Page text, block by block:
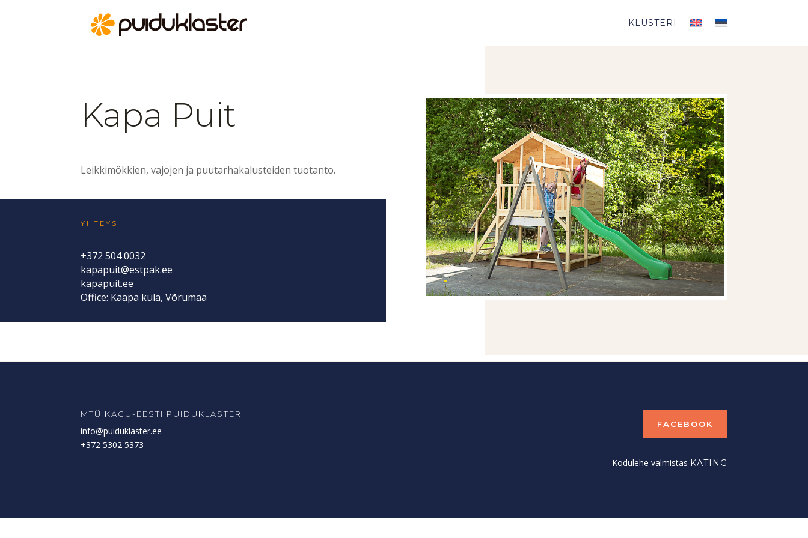
KLUSTERI
Kapa Puit
Leikkimökkien, vajojen ja puutarhakalusteiden tuotanto.
YHTEYS
+372 504 0032
kapapuit@estpak.ee
kapapuit.ee
Office: Kääpa küla, Võrumaa
MTÜ KAGU-EESTI PUIDUKLASTER
info@puiduklaster.ee
+372 5302 5373
FACEBOOK
Kodulehe valmistas KATING